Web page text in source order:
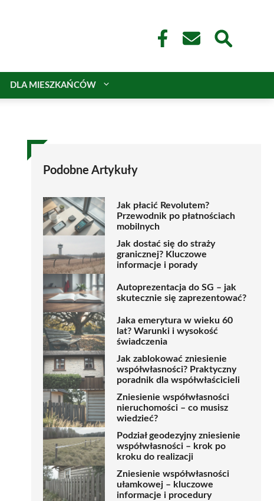
DLA MIESZKAŃCÓW
Podobne Artykuły
Jak płacić Revolutem?
Przewodnik po płatnościach
mobilnych
Jak dostać się do straży
granicznej? Kluczowe
informacje i porady
Autoprezentacja do SG – jak
skutecznie się zaprezentować?
Jaka emerytura w wieku 60
lat? Warunki i wysokość
świadczenia
Jak zablokować zniesienie
współwłasności? Praktyczny
poradnik dla współwłaścicieli
Zniesienie współwłasności
nieruchomości – co musisz
wiedzieć?
Podział geodezyjny zniesienie
współwłasności – krok po
kroku do realizacji
Zniesienie współwłasności
ułamkowej – kluczowe
informacje i procedury